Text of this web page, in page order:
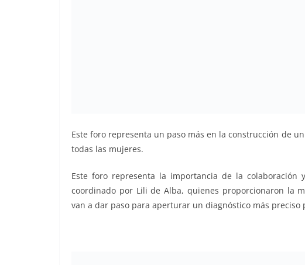
Este foro representa un paso más en la construcción de
todas las mujeres.
Este foro representa la importancia de la colaboración
coordinado por Lili de Alba, quienes proporcionaron la
van a dar paso para aperturar un diagnóstico más